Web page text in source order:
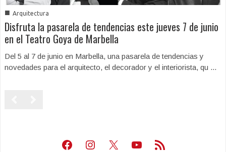
■ Arquitectura
Disfruta la pasarela de tendencias este jueves 7 de junio
en el Teatro Goya de Marbella
Del 5 al 7 de junio en Marbella, una pasarela de tendencias y
novedades para el arquitecto, el decorador y el interiorista, qu ...
Facebook
Instagram
X Youtube
Feed RSS